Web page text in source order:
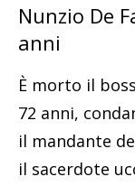
Nunzio De
anni
È morto il
72 anni,
il mandante
il sacerdote